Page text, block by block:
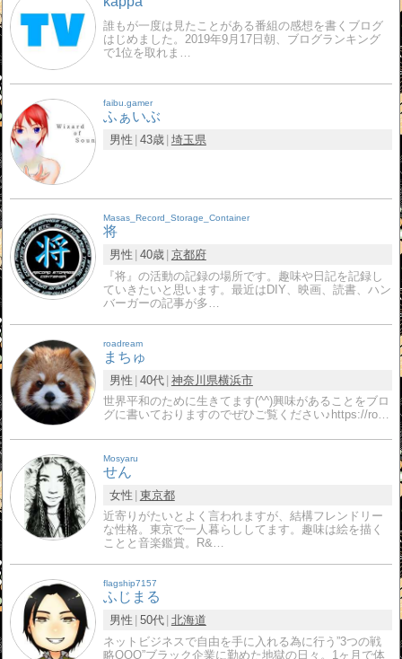
誰もが一度は見たことがある番組の感想を書くブログ
はじめました。2019年9月17日朝、ブログランキング
で1位を取れま…
faibu.gamer
ふぁいぶ
男性 43歳 埼玉県
Masas_Record_Storage_Container
将
男性 40歳 京都府
『将』の活動の記録の場所です。趣味や日記を記録し
ていきたいと思います。最近はDIY、映画、読書、ハン
バーガーの記事が多…
roadream
まちゅ
男性 40代 神奈川県横浜市
世界平和のために生きてます(^^)興味があることをブロ
グに書いておりますのでぜひご覧ください♪https://ro…
Mosyaru
せん
女性 東京都
近寄りがたいとよく言われますが、結構フレンドリー
な性格。東京で一人暮らししてます。趣味は絵を描く
ことと音楽鑑賞。R&…
flagship7157
ふじまる
男性 50代 北海道
ネットビジネスで自由を手に入れる為に行う”3つの戦
略OOO”ブラック企業に勤めた地獄の日々。1ヶ月で体